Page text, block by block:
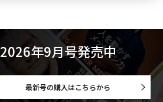
2026年9月号発売中
最新号の購入はこちらから